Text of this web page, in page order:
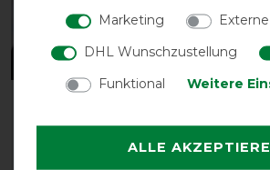
Neu
34,80 € *
Neu
vorher
38,20 €
Marketing
DHL Wunschzustellung
Funktional
Weitere
ALLE